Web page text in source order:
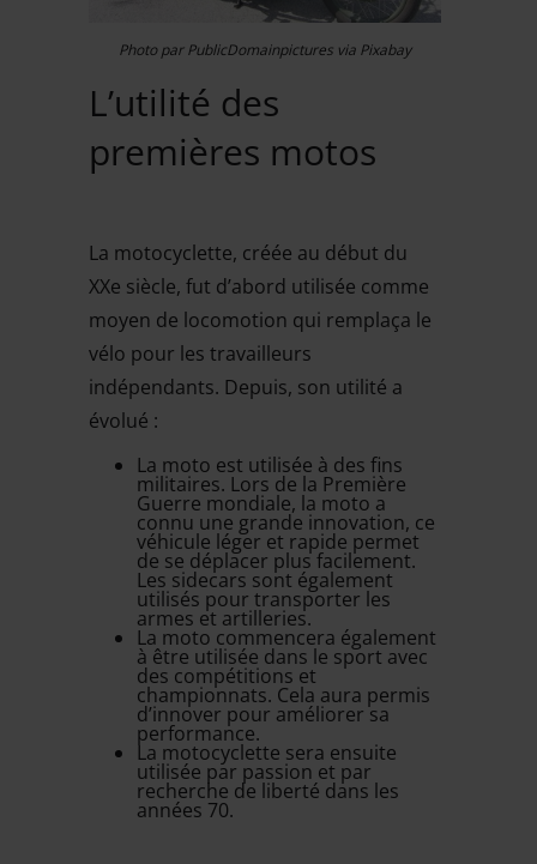
Photo par PublicDomainpictures via Pixabay
L’utilité des
premières motos
La motocyclette, créée au début du
XXe siècle, fut d’abord utilisée comme
moyen de locomotion qui remplaça le
vélo pour les travailleurs
indépendants. Depuis, son utilité a
évolué :
La moto est utilisée à des fins
militaires. Lors de la Première
Guerre mondiale, la moto a
connu une grande innovation, ce
véhicule léger et rapide permet
de se déplacer plus facilement.
Les sidecars sont également
utilisés pour transporter les
armes et artilleries.
La moto commencera également
à être utilisée dans le sport avec
des compétitions et
championnats. Cela aura permis
d’innover pour améliorer sa
performance.
La motocyclette sera ensuite
utilisée par passion et par
recherche de liberté dans les
années 70.